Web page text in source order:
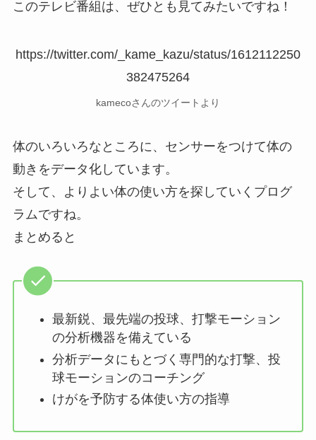
このテレビ番組は、ぜひとも見てみたいですね！
https://twitter.com/_kame_kazu/status/1612112250
382475264
kamecoさんのツイートより
体のいろいろなところに、センサーをつけて体の
動きをデータ化しています。
そして、よりよい体の使い方を探していくプログ
ラムですね。
まとめると
最新鋭、最先端の投球、打撃モーション
の分析機器を備えている
分析データにもとづく専門的な打撃、投
球モーションのコーチング
けがを予防する体使い方の指導